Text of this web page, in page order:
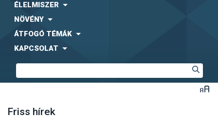
ÉLELMISZER
NÖVÉNY
ÁTFOGÓ TÉMÁK
KAPCSOLAT
Friss hírek